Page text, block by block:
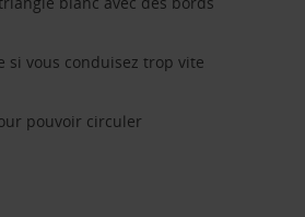
si vous conduisez trop vite
pouvoir circuler